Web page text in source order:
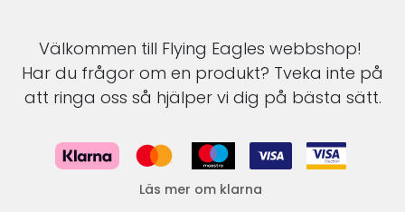
Välkommen till Flying Eagles webbshop!
Har du frågor om en produkt? Tveka inte på
att ringa oss så hjälper vi dig på bästa sätt.
Läs mer om klarna